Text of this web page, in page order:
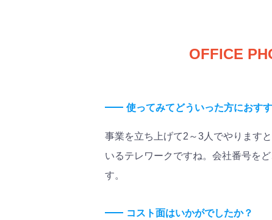
OFFICE
使ってみてどういった方におす
事業を立ち上げて2～3人でやります
いるテレワークですね。会社番号を
す。
コスト面はいかがでしたか？